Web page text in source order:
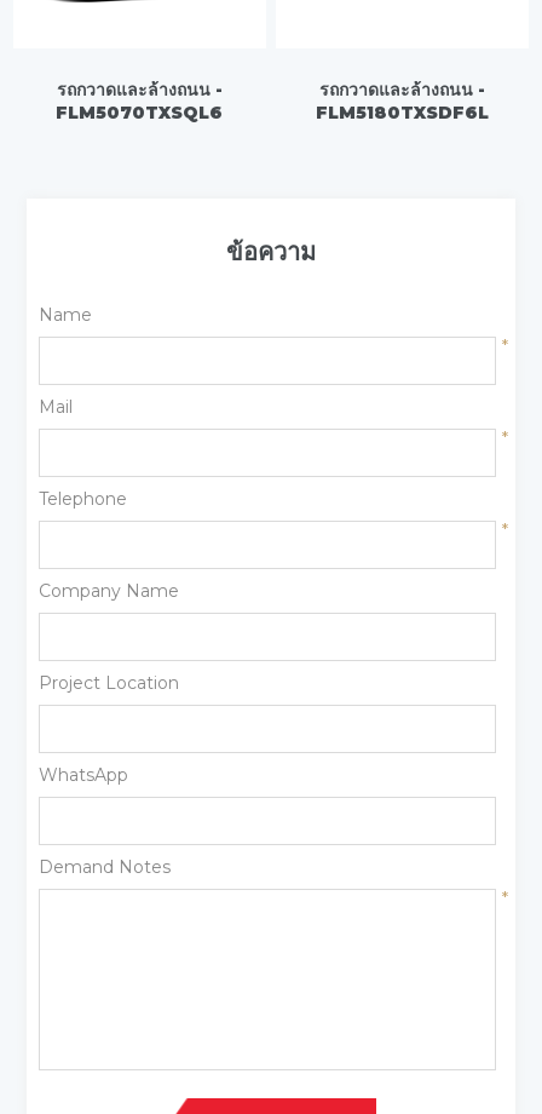
รถกวาดและล้างถนน -
FLM5070TXSQL6
รถกวาดและล้างถนน -
FLM5180TXSDF6L
ข้อความ
Name
*
Mail
*
Telephone
*
Company Name
Project Location
WhatsApp
Demand Notes
*